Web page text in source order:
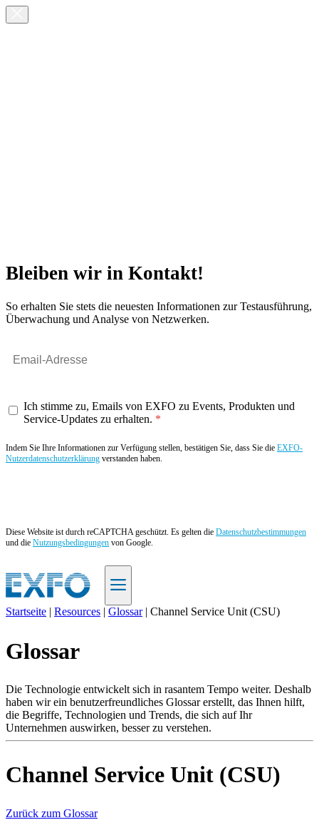
Bleiben wir in Kontakt!
So erhalten Sie stets die neuesten Informationen zur Testausführung,
Überwachung und Analyse von Netzwerken.
Ich stimme zu, Emails von EXFO zu Events, Produkten und
Service-Updates zu erhalten.
Indem Sie Ihre Informationen zur Verfügung stellen, bestätigen Sie, dass Sie die EXFO-
Nutzerdatenschutzerklärung verstanden haben.
Diese Website ist durch reCAPTCHA geschützt. Es gelten die Datenschutzbestimmungen
und die Nutzungsbedingungen von Google.
Produkte
Support
Services
Kaufen
Ressourcen
Register Anmeldung
Startseite | Resources | Glossar | Channel Service Unit (CSU)
Glossar
Die Technologie entwickelt sich in rasantem Tempo weiter. Deshalb
haben wir ein benutzerfreundliches Glossar erstellt, das Ihnen hilft,
die Begriffe, Technologien und Trends, die sich auf Ihr
Unternehmen auswirken, besser zu verstehen.
Channel Service Unit (CSU)
Zurück zum Glossar